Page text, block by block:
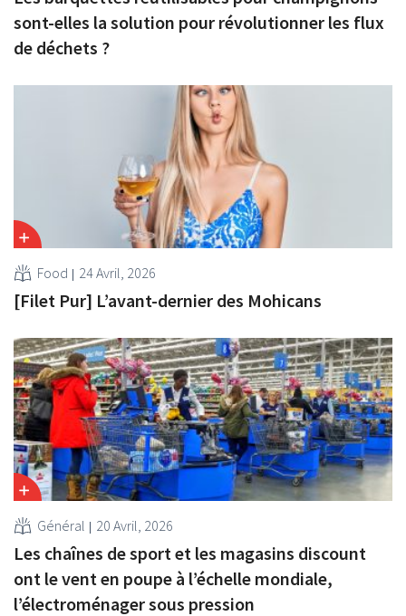
sont-elles la solution pour révolutionner les flux
de déchets ?
Food 24 Avril, 2026
[Filet Pur] L’avant-dernier des Mohicans
Général 20 Avril, 2026
Les chaînes de sport et les magasins discount
ont le vent en poupe à l’échelle mondiale,
l’électroménager sous pression